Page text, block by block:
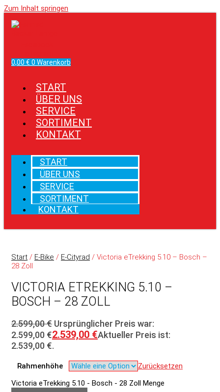
Zum Inhalt springen
0,00 € 0 Warenkorb
START
ÜBER UNS
SERVICE
SORTIMENT
KONTAKT
START
ÜBER UNS
SERVICE
SORTIMENT
KONTAKT
Start / E-Bike / E-Cityrad / Victoria eTrekking 5.10 – Bosch –
28 Zoll
VICTORIA ETREKKING 5.10 –
BOSCH – 28 ZOLL
2.599,00€ Ursprünglicher Preis war:
2.599,00 €2.539,00 €Aktueller Preis ist:
2.539,00 €.
Rahmenhöhe
Zurücksetzen
Victoria eTrekking 5.10 - Bosch - 28 Zoll Menge